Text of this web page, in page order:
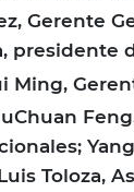
Gerente
presidente
Ming,
Toloza,